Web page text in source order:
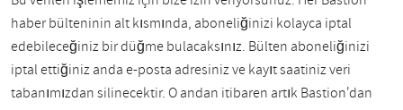
haber bülteninin alt kısmında, aboneliğinizi kolayca iptal
edebileceğiniz bir düğme bulacaksınız. Bülten aboneliğinizi
iptal ettiğiniz anda e-posta adresiniz ve kayıt saatiniz veri
tabanımızdan silinecektir. O andan itibaren artık Bastion'dan